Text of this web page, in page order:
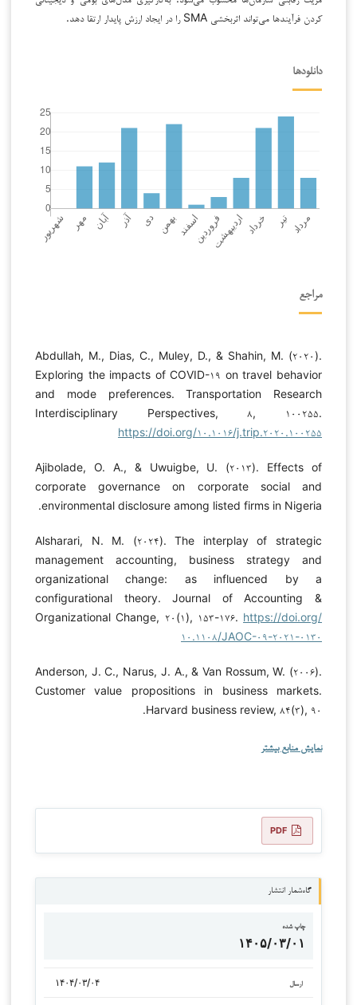
کردن فرآیندها می‌تواند اثربخشی SMA را در ایجاد ارزش پایدار ارتقا دهد.
دانلودها
مراجع
Abdullah, M., Dias, C., Muley, D., & Shahin, M. (۲۰۲۰).
Exploring the impacts of COVID-۱۹ on travel behavior
and mode preferences. Transportation Research
Interdisciplinary Perspectives, ۸, ۱۰۰۲۵۵.
https://doi.org/۱۰.۱۰۱۶/j.trip.۲۰۲۰.۱۰۰۲۵۵
Ajibolade, O. A., & Uwuigbe, U. (۲۰۱۳). Effects of
corporate governance on corporate social and
environmental disclosure among listed firms in Nigeria.
Alsharari, N. M. (۲۰۲۴). The interplay of strategic
management accounting, business strategy and
organizational change: as influenced by a
configurational theory. Journal of Accounting &
Organizational Change, ۲۰(۱), ۱۵۳-۱۷۶. https://doi.org/
۱۰.۱۱۰۸/JAOC-۰۹-۲۰۲۱-۰۱۳۰
Anderson, J. C., Narus, J. A., & Van Rossum, W. (۲۰۰۶).
Customer value propositions in business markets.
Harvard business review, ۸۴(۳), ۹۰.
نمایش منابع بیشتر
PDF
گاه‌شمار انتشار
چاپ شده
۱۴۰۵/۰۳/۰۱
ارسال ۱۴۰۴/۰۳/۰۴